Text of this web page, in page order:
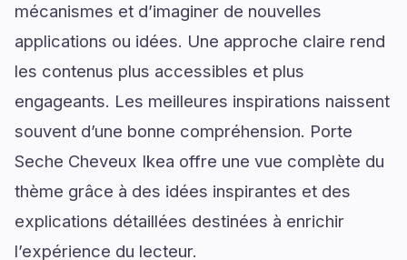
mécanismes et d’imaginer de nouvelles
applications ou idées. Une approche claire rend
les contenus plus accessibles et plus
engageants. Les meilleures inspirations naissent
souvent d’une bonne compréhension. Porte
Seche Cheveux Ikea offre une vue complète du
thème grâce à des idées inspirantes et des
explications détaillées destinées à enrichir
l’expérience du lecteur.